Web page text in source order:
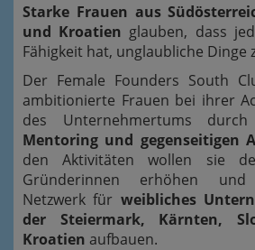
Starke Frauen aus
und Kroatien glauben, dass
Fähigkeit hat, unglaubliche Dinge
Der Female Founders South
ambitionierte Frauen bei ihrer
des Unternehmertums durch
Mentoring und gegenseitigen
den Aktivitäten wollen sie
Gründerinnen erhöhen
Netzwerk für weibliches
der Steiermark, Kärnten,
Kroatien aufbauen.